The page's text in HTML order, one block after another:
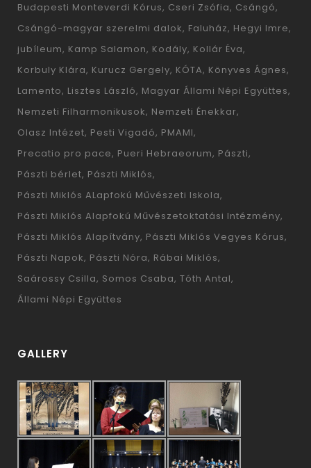
Budapesti Monteverdi Kórus Cseri Zsófia Csángó
Csángó-magyar szerelmi dalok Faluház Hegyi Imre
jubíleum Kamp Salamon Kodály Kollár Éva
Korbuly Klára Kurucz Gergely KÓTA Könyves Ágnes
Lamento Lisztes László Magyar Állami Népi Együttes
Nemzeti Filharmonikusok Nemzeti Énekkar
Olasz Intézet Pesti Vigadó PMAMI
Precatio pro pace Pueri Hebraeorum Pászti
Pászti bérlet Pászti Miklós
Pászti Miklós ALapfokú Művészeti Iskola
Pászti Miklós Alapfokú Művészetoktatási Intézmény
Pászti Miklós Alapítvány Pászti Miklós Vegyes Kórus
Pászti Napok Pászti Nóra Rábai Miklós
Saárossy Csilla Somos Csaba Tóth Antal
Állami Népi Együttes
GALLERY